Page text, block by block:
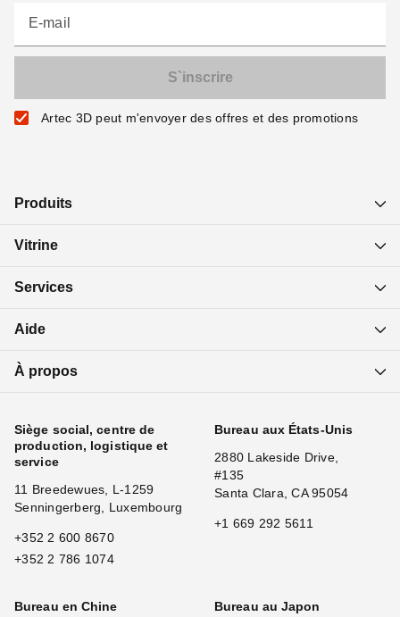
E-mail
Artec 3D peut m'envoyer des offres et des promotions
Produits
Vitrine
Services
Aide
À propos
Siège social, centre de
production, logistique et
service
11 Breedewues, L-1259
Senningerberg, Luxembourg
+352 2 600 8670
+352 2 786 1074
Bureau aux États-Unis
2880 Lakeside Drive,
#135
Santa Clara, CA 95054
+1 669 292 5611
Bureau en Chine
Bureau au Japon